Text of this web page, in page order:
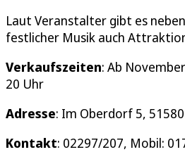
Laut Veranstalter gibt es
festlicher Musik auch
Verkaufszeiten: Ab
20 Uhr
Adresse: Im Oberdorf 5,
Kontakt: 02297/207, Mobil: